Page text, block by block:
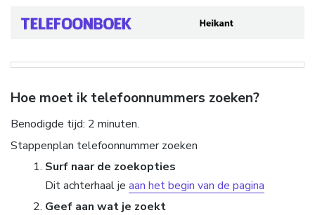
Hoe moet ik telefoonnummers zoeken?
Benodigde tijd: 2 minuten.
Stappenplan telefoonnummer zoeken
Surf naar de zoekopties
Dit achterhaal je aan het begin van de pagina
Geef aan wat je zoekt